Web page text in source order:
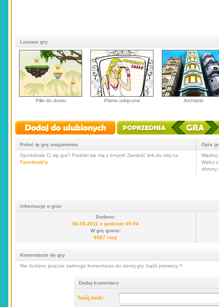
Losowe gry
Piłki do domu Pismo odręczne Architekt
Poleć tę grę znajomemu
Spodobała Ci się gra? Podziel się nią z innymi! Zamieść link do niej na
Facebook'u:
Opis
Wędruj
Walcz
obrony
Informacje o grze
Dodano:
06.05.2011 o godzinie 09:54
W grę grano:
6567 razy
Komentarze do gry
Nie dodano jeszcze żadnego komentarza do danej gry, bądź pierwszy !!
Dodaj komentarz
Twój nick: